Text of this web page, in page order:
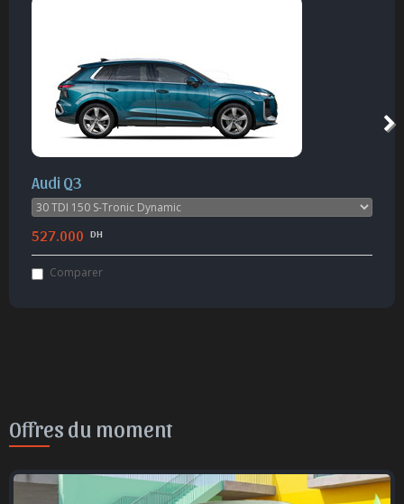
BMW X1
505.000 DH
Comparer
Offres du moment